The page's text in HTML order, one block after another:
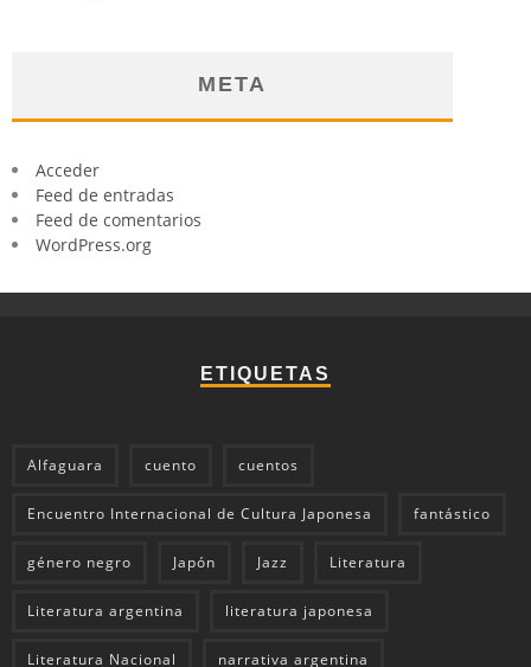
META
Acceder
Feed de entradas
Feed de comentarios
WordPress.org
ETIQUETAS
Alfaguara cuento cuentos
Encuentro Internacional de Cultura Japonesa fantástico
género negro Japón Jazz Literatura
Literatura argentina literatura japonesa
Literatura Nacional narrativa argentina